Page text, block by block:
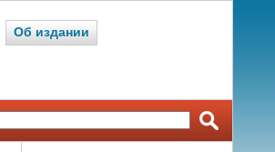
Об издании